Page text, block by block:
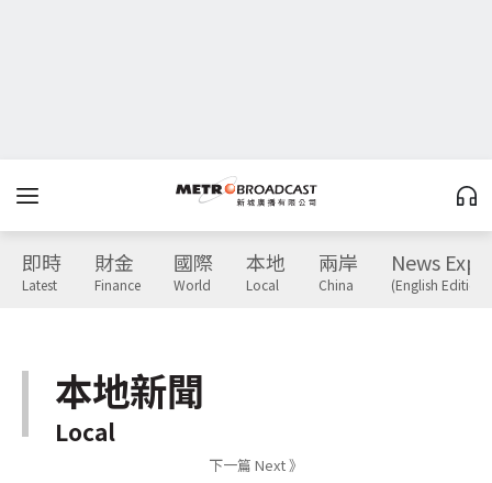
即時
Latest
財金
Finance
國際
World
本地
Local
兩岸
China
News
(English Edition)
本地新聞
Local
下一篇 Next 》